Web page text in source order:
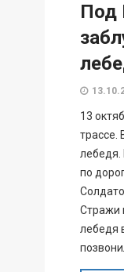
Под
13
трассе.
лебедя.
по
Стражи
лебедя